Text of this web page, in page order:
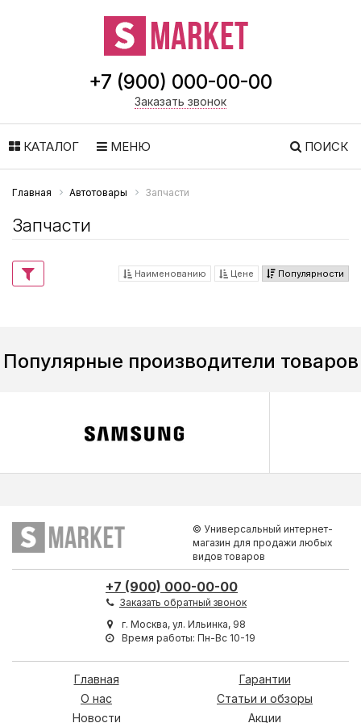
+7 (900) 000-00-00
Заказать звонок
КАТАЛОГ МЕНЮ ПОИСК
Главная Автотовары Запчасти
Запчасти
Наименованию Цене Популярности
Популярные производители товаров
© Универсальный интернет-
магазин для продажи любых
видов товаров
+7 (900) 000-00-00
Заказать обратный звонок
г. Москва, ул. Ильинка, 98
Время работы: Пн-Вс 10-19
Главная
О нас
Новости
Гарантии
Статьи и обзоры
Акции